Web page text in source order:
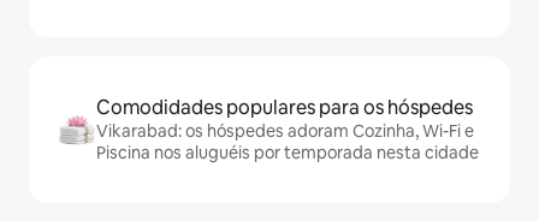
Comodidades populares para os hóspedes
Vikarabad: os hóspedes adoram Cozinha, Wi-Fi e
Piscina nos aluguéis por temporada nesta cidade